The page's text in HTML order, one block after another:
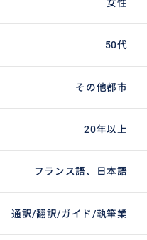
女性
50代
その他都市
20年以上
フランス語、日本語
通訳/翻訳/ガイド/執筆業